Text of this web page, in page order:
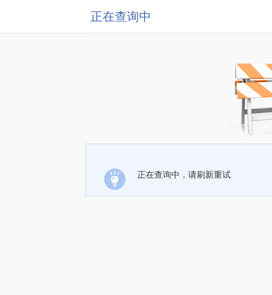
正在查询中
正在查询中，请刷新重试